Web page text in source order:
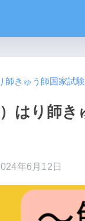
師きゅう師国家試験
はり師き
年6月12日